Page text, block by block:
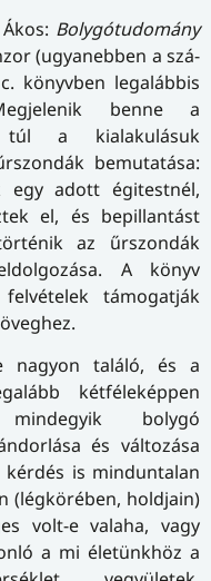
Bolygótudomány
(ugyanebben a szá­
könyvben legalábbis
benne a
túl a kialakulásuk
bemutatása:
adott égitestnél,
el, és bepillantást
az űrszondák
A könyv
támogatják
nagyon találó, és a
kétféleképpen
bolygó
és változása
kérdés is minduntalan
(légkörében, holdjain)
volt-e valaha, vagy
a mi életünkhöz a